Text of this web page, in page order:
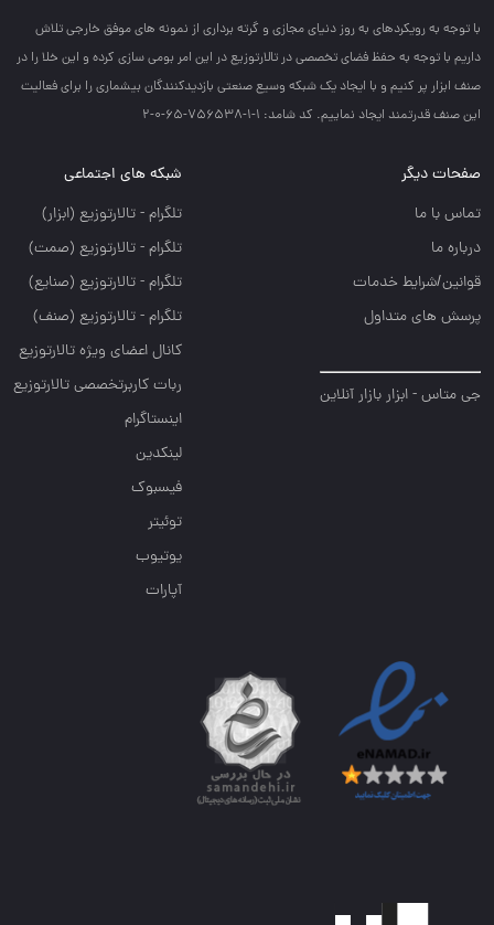
با توجه به رويكردهاي به روز دنياي مجازي و گرته برداري از نمونه هاي موفق خارجي تلاش
داريم با توجه به حفظ فضاي تخصصي در تالارتوزيع در اين امر بومي سازي كرده و اين خلا را در
صنف ابزار پر كنيم و با ايجاد يك شبكه وسيع صنعتي بازديدكنندگان بيشماري را براي فعاليت
اين صنف قدرتمند ايجاد نماييم. کد شامد: 1-1-756538-65-0-2
صفحات دیگر
تماس با ما
درباره ما
قوانین/شرایط خدمات
پرسش های متداول
جی متاس - ابزار بازار آنلاین
شبکه های اجتماعی
تلگرام - تالارتوزيع (ابزار)
تلگرام - تالارتوزيع (صمت)
تلگرام - تالارتوزيع (صنايع)
تلگرام - تالارتوزیع (صنف)
کانال اعضای ویژه تالارتوزیع
ربات کاربرتخصصی تالارتوزیع
اینستاگرام
لینکدین
فیسبوک
توئیتر
یوتیوب
آپارات